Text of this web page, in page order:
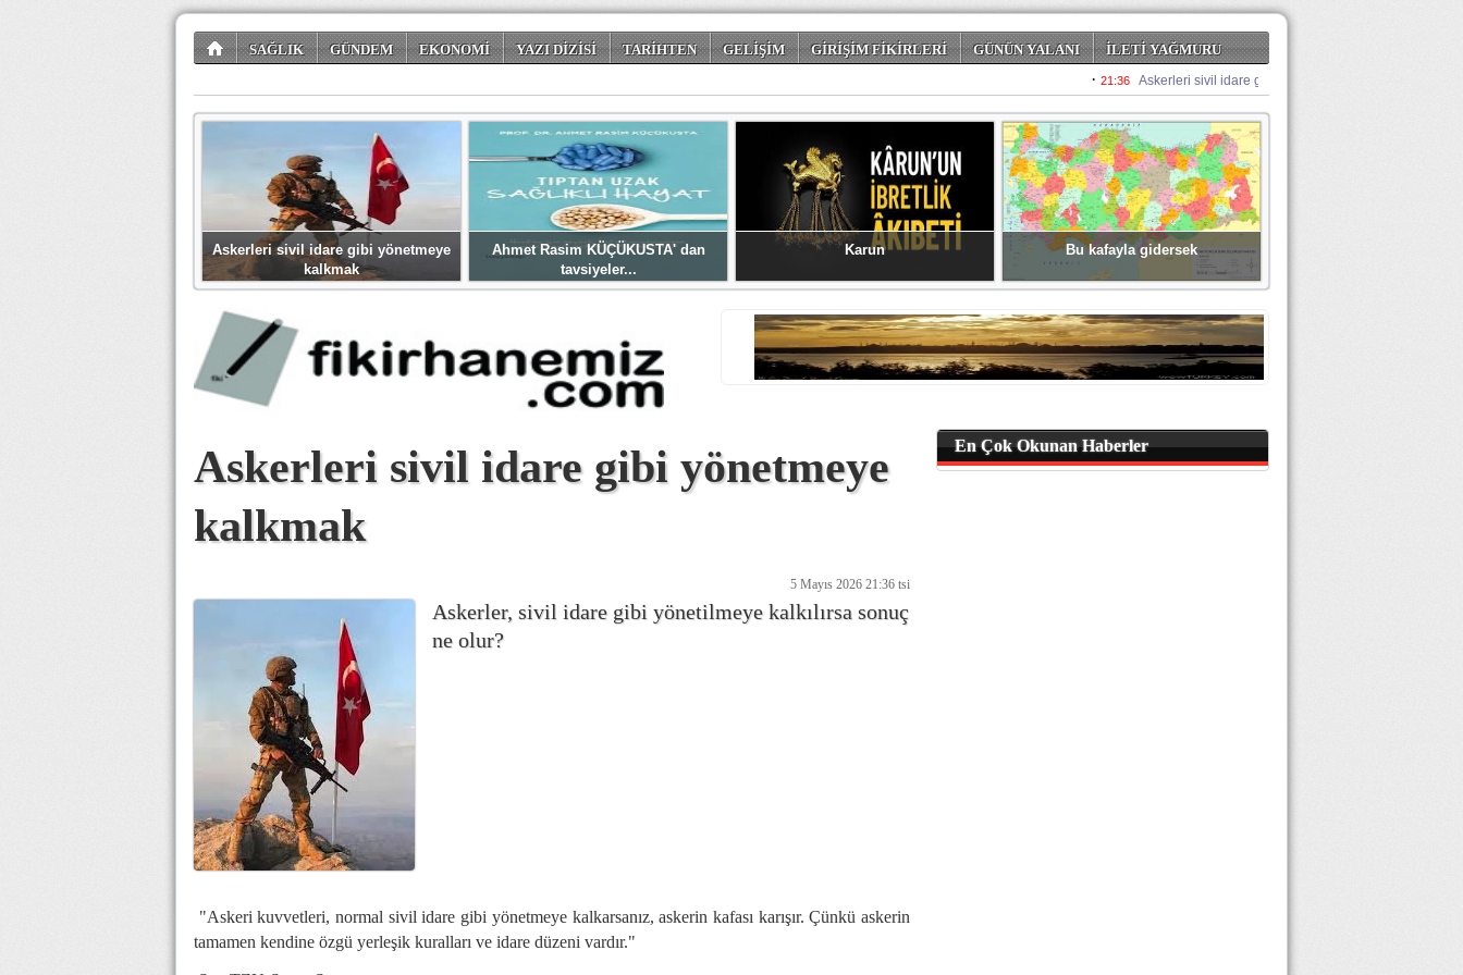
SAĞLIK GÜNDEM EKONOMİ YAZI DİZİSİ TARİHTEN GELİŞİM GİRİŞİM FİKİRLERİ GÜNÜN YALANI
İLETİ YAĞMURU
Askerleri sivil idare gibi yönetmeye
kalkmak
Ahmet Rasim KÜÇÜKUSTA' dan
tavsiyeler...
Karun Bu kafayla gidersek
Askerleri sivil idare gibi yönetmeye
kalkmak
5 Mayıs 2026 21:36 tsi
Askerler, sivil idare gibi yönetilmeye kalkılırsa sonuç
ne olur?
"Askeri kuvvetleri, normal sivil idare gibi yönetmeye kalkarsanız, askerin kafası karışır. Çünkü askerin
tamamen kendine özgü yerleşik kuralları ve idare düzeni vardır."
En Çok Okunan Haberler